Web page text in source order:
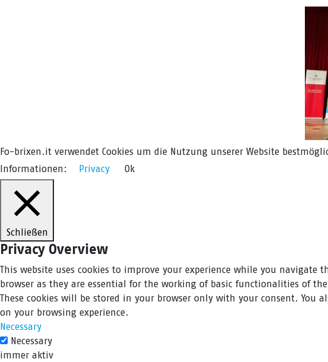
Fo-brixen.it verwendet Cookies um die Nutzung unserer Website
Informationen:
Privacy Ok
Schließen
Privacy Overview
This website uses cookies to improve your experience while you navigate
browser as they are essential for the working of basic functionalities of
These cookies will be stored in your browser only with your consent.
on your browsing experience.
Necessary
Necessary
immer aktiv